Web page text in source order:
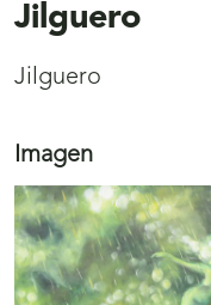
Jilguero
Jilguero
Imagen